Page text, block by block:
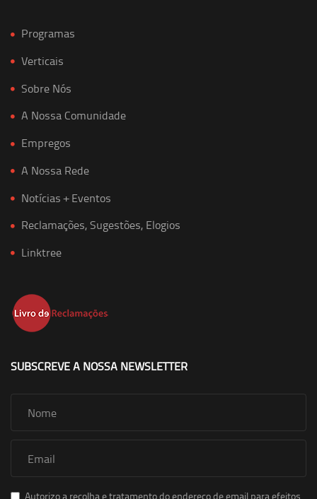
Programas
Verticais
Sobre Nós
A Nossa Comunidade
Empregos
A Nossa Rede
Notícias + Eventos
Reclamações, Sugestões, Elogios
Linktree
SUBSCREVE A NOSSA NEWSLETTER
Autorizo a recolha e tratamento do endereço de email para efeitos